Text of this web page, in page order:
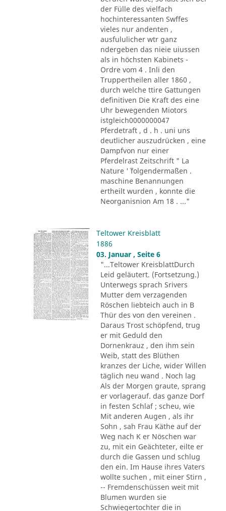
der Fülle des vielfach
hochinteressanten Swffes
vieles nur andenten ,
ausfululicher wtr ganz
ndergeben das nieie uiussen
als in höchsten Kabinets -
Ordre vom 4 . Inli den
Truppertheilen aller 1860 ,
durch welche ttire Gattungen
definitiven Die Kraft des eine
Uhr bewegenden Miotors
istgleich0000000047
Pferdetraft , d . h . uni uns
deutlicher auszudrücken , eine
Dampfvon nur einer
Pferdelrast Zeitschrift " La
Nature '´ folgendermaßen .
maschine Benannungen
ertheilt wurden , konnte die
Neorganisnion Am 18 . ..."
Teltower Kreisblatt
1886
03. Januar , Seite 6
"...Teltower KreisblattDurch
Leid geläutert. (Fortsetzung.)
Unterwegs sprach Srivers
Mutter dem verzagenden
Röschen liebteich auch in B
Thür des von den vereinen .
Daraus Trost schöpfend, trug
er mit Geduld den
Dornenkrauz , den ihm sein
Weib, statt des Blüthen
kranzes der Liche, wider Willen
täglich neu wand . Noch lag
Als der Morgen graute, sprang
er vorlagerauf. das ganze Dorf
in festen Schlaf ; scheu, wie
Mit anderen Augen , als ihr
Sohn , sah Frau Käthe auf der
Weg nach K er Nöschen war
zu, mit ein Geächteter, eilte er
durch die Gassen und schlug
den ein. Im Hause ihres Vaters
wollte suchen , mit einer Stirn ,
-- Fremdenschüssen weit mit
Blumen wurden sie
Schwiegertochter die in